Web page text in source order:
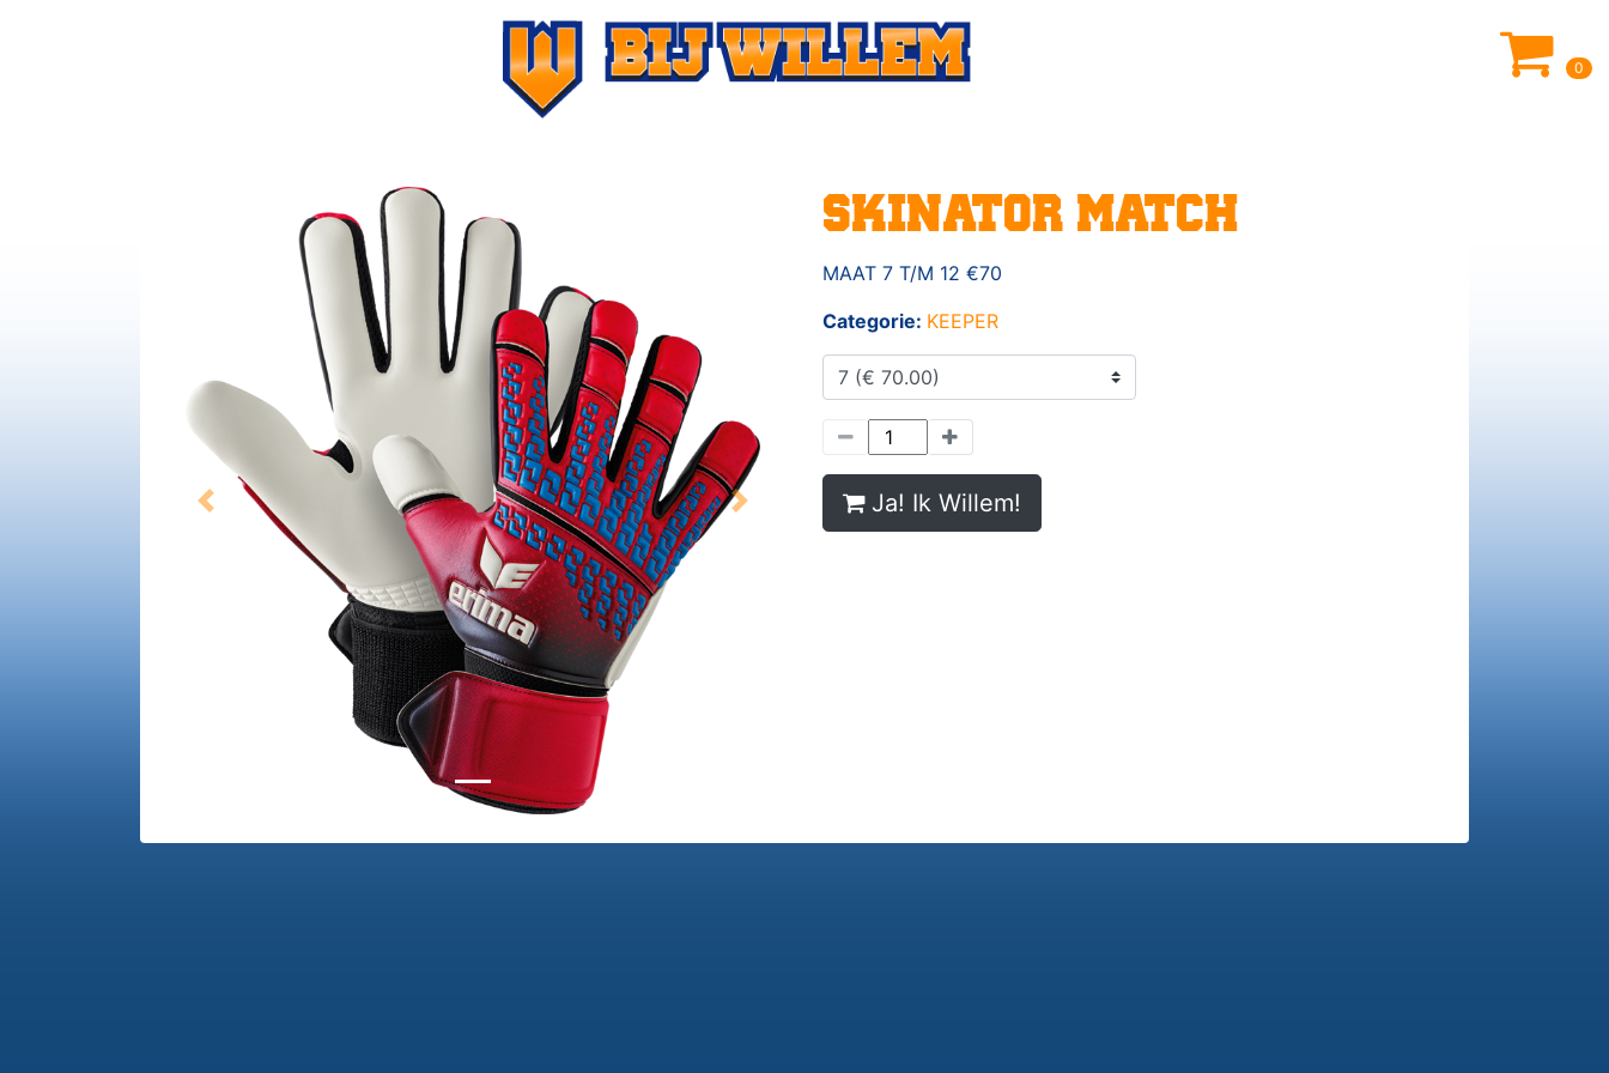
0
Previous Next
SKINATOR MATCH
MAAT 7 T/M 12 €70
Categorie: KEEPER
Ja! Ik Willem!